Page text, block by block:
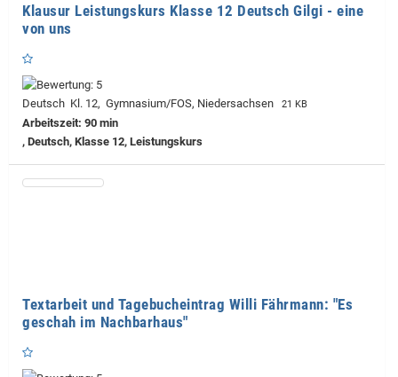
Klausur Leistungskurs Klasse 12 Deutsch Gilgi - eine
von uns
Deutsch Kl. 12, Gymnasium/FOS, Niedersachsen 21 KB
Arbeitszeit: 90 min
, Deutsch, Klasse 12, Leistungskurs
Textarbeit und Tagebucheintrag Willi Fährmann: "Es
geschah im Nachbarhaus"